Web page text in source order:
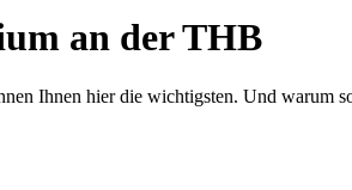
an der THB
Ihnen hier die wichtigsten. Und warum